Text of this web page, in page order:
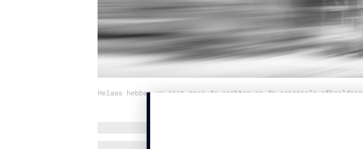
Helaas hebben we niet meer de rechten op de originele afbeelding